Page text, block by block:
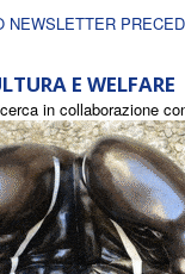
NEWSLETTER
E WELFARE
in collaborazione